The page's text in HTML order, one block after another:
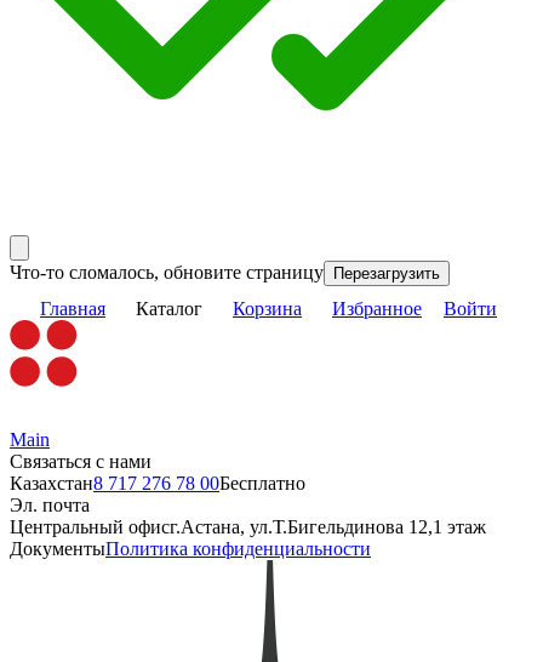
Что-то сломалось, обновите страницу Перезагрузить
Главная Каталог Корзина Избранное Войти
Main
Связаться с нами
Казахстан8 717 276 78 00Бесплатно
Эл. почта
Центральный офисг.Астана, ул.Т.Бигельдинова 12,1 этаж
ДокументыПолитика конфиденциальности